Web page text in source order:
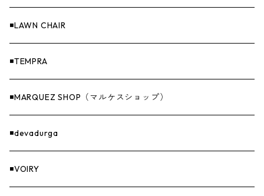
Others（その他）
収納
ナイフ＆アックス
燃料
GOODS
◾️LAWN CHAIR
◾️TEMPRA
◾️MARQUEZ SHOP（マルケスショップ）
◾️devadurga
◾️VOIRY